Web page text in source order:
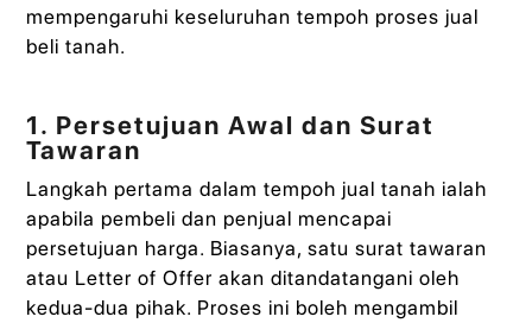
mempengaruhi keseluruhan tempoh proses jual
beli tanah.
1. Persetujuan Awal dan Surat
Tawaran
Langkah pertama dalam tempoh jual tanah ialah
apabila pembeli dan penjual mencapai
persetujuan harga. Biasanya, satu surat tawaran
atau Letter of Offer akan ditandatangani oleh
kedua-dua pihak. Proses ini boleh mengambil